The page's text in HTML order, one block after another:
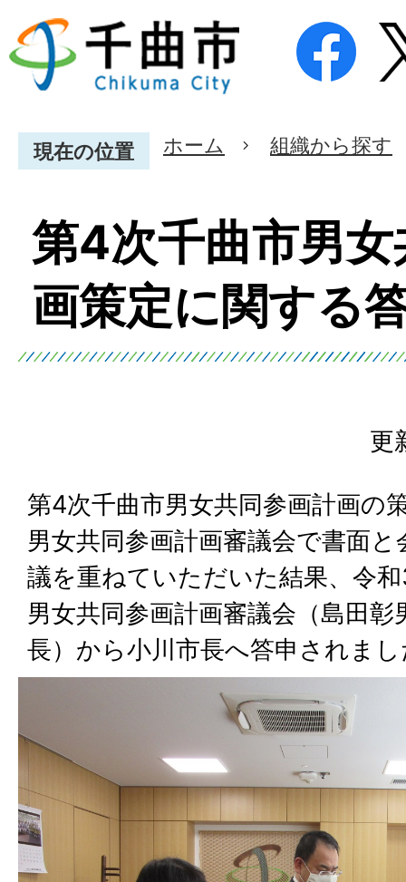
現在の位置 ホーム 組織から探す
第4次千曲市男
画策定に関する
更
第4次千曲市男女共同参画計画の
男女共同参画計画審議会で書面
議を重ねていただいた結果、令
男女共同参画計画審議会（島田
長）から小川市長へ答申されま